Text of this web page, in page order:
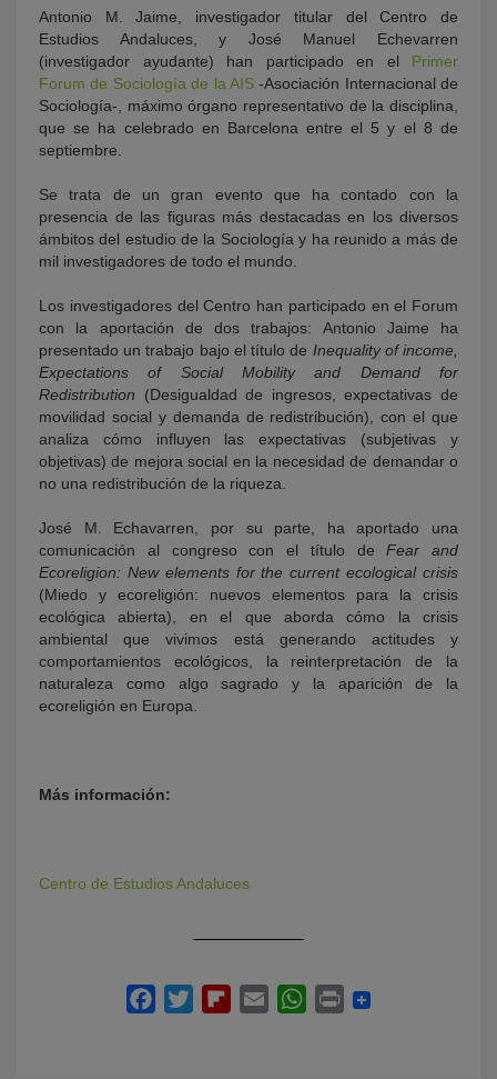
Antonio M. Jaime, investigador titular del Centro de
Estudios Andaluces, y José Manuel Echevarren
(investigador ayudante) han participado en el Primer
Forum de Sociología de la AIS-Asociación Internacional de
Sociología-, máximo órgano representativo de la disciplina,
que se ha celebrado en Barcelona entre el 5 y el 8 de
septiembre.
Se trata de un gran evento que ha contado con la
presencia de las figuras más destacadas en los diversos
ámbitos del estudio de la Sociología y ha reunido a más de
mil investigadores de todo el mundo.
Los investigadores del Centro han participado en el Forum
con la aportación de dos trabajos: Antonio Jaime ha
presentado un trabajo bajo el título de Inequality of income,
Expectations of Social Mobility and Demand for
Redistribution (Desigualdad de ingresos, expectativas de
movilidad social y demanda de redistribución), con el que
analiza cómo influyen las expectativas (subjetivas y
objetivas) de mejora social en la necesidad de demandar o
no una redistribución de la riqueza.
José M. Echavarren, por su parte, ha aportado una
comunicación al congreso con el título deFear and
Ecoreligion: New elements for the current ecological crisis
(Miedo y ecoreligión: nuevos elementos para la crisis
ecológica abierta), en el que aborda cómo la crisis
ambiental que vivimos está generando actitudes y
comportamientos ecológicos, la reinterpretación de la
naturaleza como algo sagrado y la aparición de la
ecoreligión en Europa.
Más información:
Centro de Estudios Andaluces